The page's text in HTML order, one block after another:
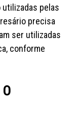
pelas
precisa
ser utilizadas
conforme